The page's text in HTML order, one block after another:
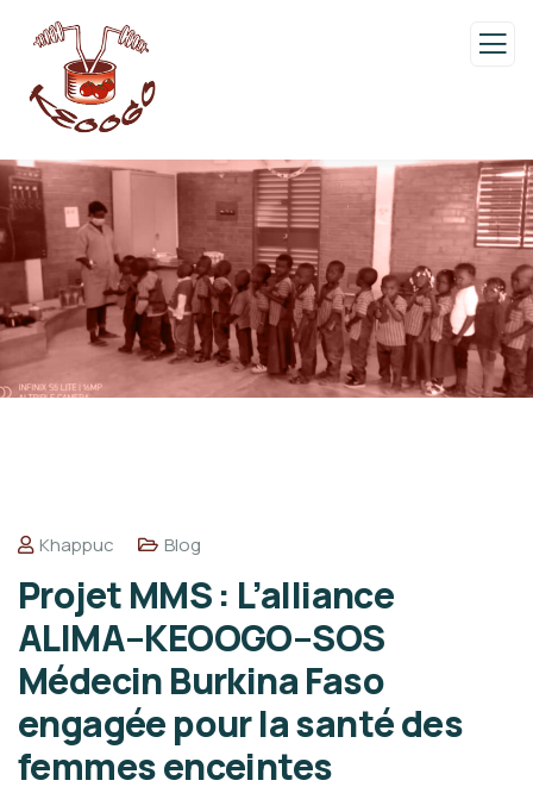
Khappuc Blog
Projet MMS : L’alliance
ALIMA–KEOOGO–SOS
Médecin Burkina Faso
engagée pour la santé des
femmes enceintes